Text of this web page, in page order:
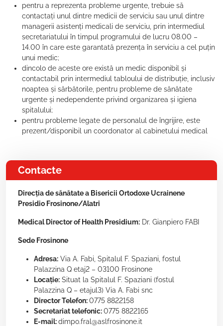
pentru a reprezenta probleme urgente, trebuie să
contactați unul dintre medicii de serviciu sau unul dintre
managerii asistenți medicali de serviciu, prin intermediul
secretariatului în timpul programului de lucru 08.00 –
14.00 în care este garantată prezența în serviciu a cel puțin
unui medic;
dincolo de aceste ore există un medic disponibil și
contactabil prin intermediul tabloului de distribuție, inclusiv
noaptea și sărbătorile, pentru probleme de sănătate
urgente și nedependente privind organizarea și igiena
spitalului;
pentru probleme legate de personalul de îngrijire, este
prezent/disponibil un coordonator al cabinetului medical
Contacte
Direcția de sănătate a Bisericii Ortodoxe Ucrainene
Presidio Frosinone/Alatri
Medical Director of Health Presidium: Dr. Gianpiero FABI
Sede Frosinone
Adresa: Via A. Fabi, Spitalul F. Spaziani, fostul
Palazzina Q etaj2 – 03100 Frosinone
Locație: Situat la Spitalul F. Spaziani (fostul
Palazzina Q – etajul3) Via A. Fabi snc
Director Telefon:0775 8822158
Secretariat telefonic:0775 8822165
E-mail:dimpo.fral@aslfrosinone.it